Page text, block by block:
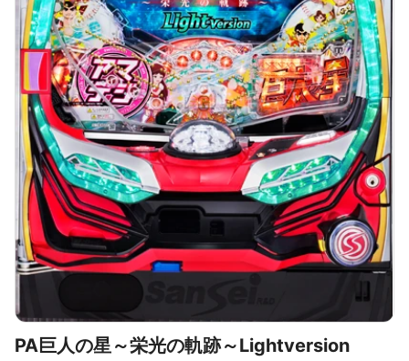
PA巨人の星～栄光の軌跡～Lightversion